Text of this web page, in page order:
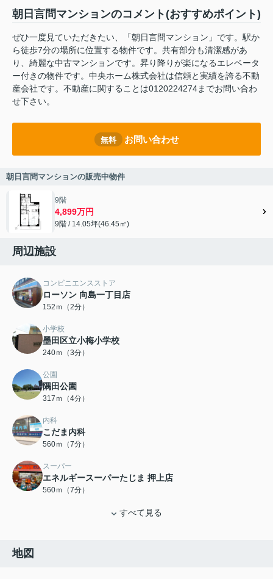
朝日言問マンションのコメント(おすすめポイント)
ぜひ一度見ていただきたい、「朝日言問マンション」です。駅か
ら徒歩7分の場所に位置する物件です。共有部分も清潔感があ
り、綺麗な中古マンションです。昇り降りが楽になるエレベータ
ー付きの物件です。中央ホーム株式会社は信頼と実績を誇る不動
産会社です。不動産に関することは0120224274までお問い合わ
せ下さい。
無料 お問い合わせ
朝日言問マンションの販売中物件
9階
4,899万円
9階 / 14.05坪(46.45㎡)
周辺施設
コンビニエンスストア
ローソン 向島一丁目店
152ｍ（2分）
小学校
墨田区立小梅小学校
240ｍ（3分）
公園
隅田公園
317ｍ（4分）
内科
こだま内科
560ｍ（7分）
スーパー
エネルギースーパーたじま 押上店
560ｍ（7分）
すべて見る
地図